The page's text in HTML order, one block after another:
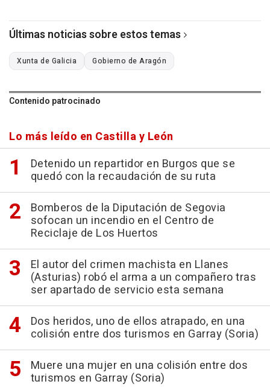
Últimas noticias sobre estos temas
Xunta de Galicia Gobierno de Aragón
Contenido patrocinado
Lo más leído en Castilla y León
Detenido un repartidor en Burgos que se
quedó con la recaudación de su ruta
Bomberos de la Diputación de Segovia
sofocan un incendio en el Centro de
Reciclaje de Los Huertos
El autor del crimen machista en Llanes
(Asturias) robó el arma a un compañero tras
ser apartado de servicio esta semana
Dos heridos, uno de ellos atrapado, en una
colisión entre dos turismos en Garray (Soria)
Muere una mujer en una colisión entre dos
turismos en Garray (Soria)